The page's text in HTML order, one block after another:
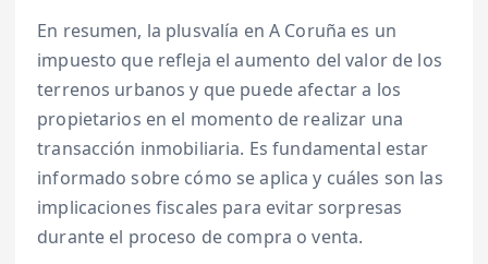
En resumen, la plusvalía en A Coruña es un
impuesto que refleja el aumento del valor de los
terrenos urbanos y que puede afectar a los
propietarios en el momento de realizar una
transacción inmobiliaria. Es fundamental estar
informado sobre cómo se aplica y cuáles son las
implicaciones fiscales para evitar sorpresas
durante el proceso de compra o venta.